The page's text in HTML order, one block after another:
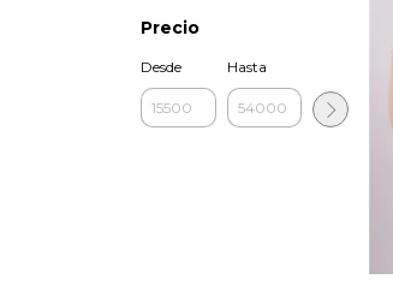
Precio
Desde Hasta